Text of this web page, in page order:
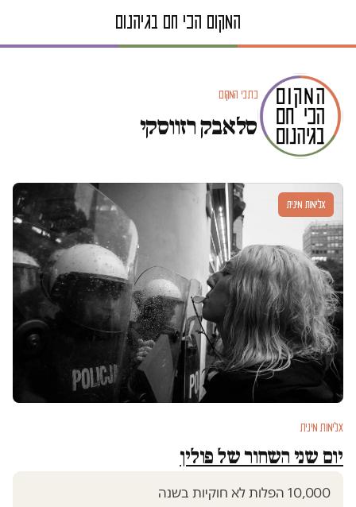
כתבי המקום
סלאבק רזווסקי
אלימות מינית
אלימות מינית
יום שני השחור של פולין
10,000 הפלות לא חוקיות בשנה